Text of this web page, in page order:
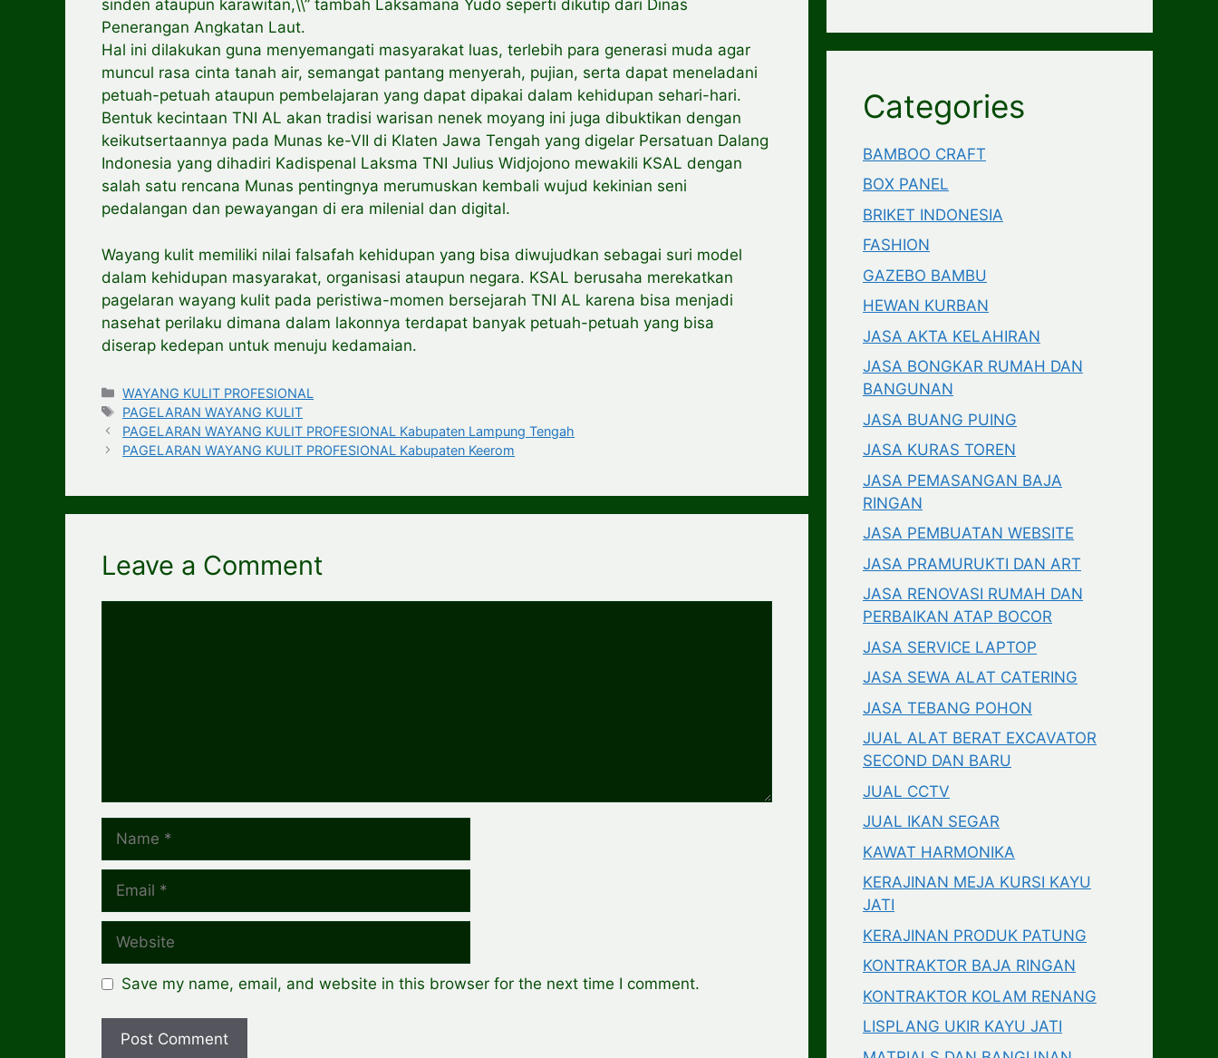
sinden ataupun karawitan,\\” tambah Laksamana Yudo seperti dikutip dari Dinas
Penerangan Angkatan Laut.
Hal ini dilakukan guna menyemangati masyarakat luas, terlebih para generasi muda agar
muncul rasa cinta tanah air, semangat pantang menyerah, pujian, serta dapat meneladani
petuah-petuah ataupun pembelajaran yang dapat dipakai dalam kehidupan sehari-hari.
Bentuk kecintaan TNI AL akan tradisi warisan nenek moyang ini juga dibuktikan dengan
keikutsertaannya pada Munas ke-VII di Klaten Jawa Tengah yang digelar Persatuan Dalang
Indonesia yang dihadiri Kadispenal Laksma TNI Julius Widjojono mewakili KSAL dengan
salah satu rencana Munas pentingnya merumuskan kembali wujud kekinian seni
pedalangan dan pewayangan di era milenial dan digital.
Wayang kulit memiliki nilai falsafah kehidupan yang bisa diwujudkan sebagai suri model
dalam kehidupan masyarakat, organisasi ataupun negara. KSAL berusaha merekatkan
pagelaran wayang kulit pada peristiwa-momen bersejarah TNI AL karena bisa menjadi
nasehat perilaku dimana dalam lakonnya terdapat banyak petuah-petuah yang bisa
diserap kedepan untuk menuju kedamaian.
Categories
WAYANG KULIT PROFESIONAL
Tags
PAGELARAN WAYANG KULIT
PAGELARAN WAYANG KULIT PROFESIONAL Kabupaten Lampung Tengah
PAGELARAN WAYANG KULIT PROFESIONAL Kabupaten Keerom
Leave a Comment
Save my name, email, and website in this browser for the next time I comment.
Categories
BAMBOO CRAFT
BOX PANEL
BRIKET INDONESIA
FASHION
GAZEBO BAMBU
HEWAN KURBAN
JASA AKTA KELAHIRAN
JASA BONGKAR RUMAH DAN
BANGUNAN
JASA BUANG PUING
JASA KURAS TOREN
JASA PEMASANGAN BAJA
RINGAN
JASA PEMBUATAN WEBSITE
JASA PRAMURUKTI DAN ART
JASA RENOVASI RUMAH DAN
PERBAIKAN ATAP BOCOR
JASA SERVICE LAPTOP
JASA SEWA ALAT CATERING
JASA TEBANG POHON
JUAL ALAT BERAT EXCAVATOR
SECOND DAN BARU
JUAL CCTV
JUAL IKAN SEGAR
KAWAT HARMONIKA
KERAJINAN MEJA KURSI KAYU
JATI
KERAJINAN PRODUK PATUNG
KONTRAKTOR BAJA RINGAN
KONTRAKTOR KOLAM RENANG
LISPLANG UKIR KAYU JATI